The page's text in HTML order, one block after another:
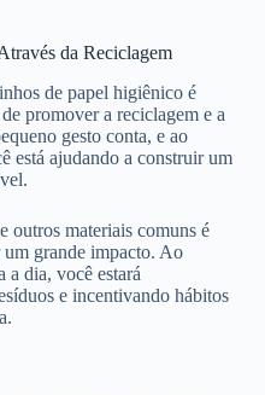
da Reciclagem
de papel higiênico é
promover a reciclagem e a
gesto conta, e ao
está ajudando a construir um
outros materiais comuns é
um grande impacto. Ao
a dia, você estará
e incentivando hábitos